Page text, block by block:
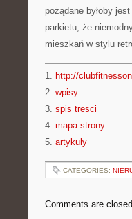
pożądane byłoby
parkietu, że
mieszkań w stylu
1. http://
2. wpisy
3. spis tresci
4. mapa strony
5. artykuly
CATEGORIES:
Comments are